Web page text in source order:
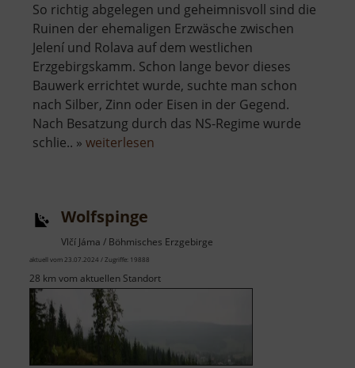
So richtig abgelegen und geheimnisvoll sind die
Ruinen der ehemaligen Erzwäsche zwischen
Jelení und Rolava auf dem westlichen
Erzgebirgskamm. Schon lange bevor dieses
Bauwerk errichtet wurde, suchte man schon
nach Silber, Zinn oder Eisen in der Gegend.
Nach Besatzung durch das NS-Regime wurde
schlie.. » weiterlesen
Wolfspinge
Vlčí Jáma / Böhmisches Erzgebirge
aktuell vom 23.07.2024 / Zugriffe: 19888
28 km vom aktuellen Standort